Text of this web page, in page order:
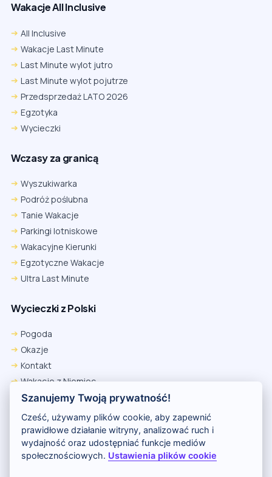
Wakacje All Inclusive
All Inclusive
Wakacje Last Minute
Last Minute wylot jutro
Last Minute wylot pojutrze
Przedsprzedaż LATO 2026
Egzotyka
Wycieczki
Wczasy za granicą
Wyszukiwarka
Podróż poślubna
Tanie Wakacje
Parkingi lotniskowe
Wakacyjne Kierunki
Egzotyczne Wakacje
Ultra Last Minute
Wycieczki z Polski
Pogoda
Okazje
Kontakt
Wakacje z Niemiec
Polityka Prywatności
Wakacje w Egipcie
Rankingi hoteli
Szanujemy Twoją prywatność!
Cześć, używamy plików cookie, aby zapewnić
prawidłowe działanie witryny, analizować ruch i
wydajność oraz udostępniać funkcje mediów
społecznościowych. Ustawienia plików cookie